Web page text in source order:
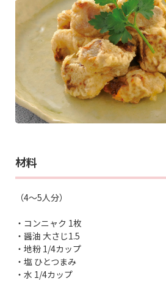
材料
（4～5人分）
・コンニャク 1枚
・醤油 大さじ1.5
・地粉 1/4カップ
・塩 ひとつまみ
・水 1/4カップ